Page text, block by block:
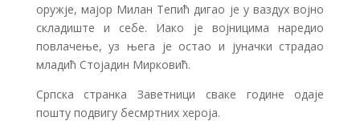
оружје, мајор Милан Тепић дигао је у ваздух војно
складиште и себе. Иако је војницима наредио
повлачење, уз њега је остао и јуначки страдао
младић Стојадин Мирковић.
Српска странка Заветници сваке године одаје
пошту подвигу бесмртних хероја.